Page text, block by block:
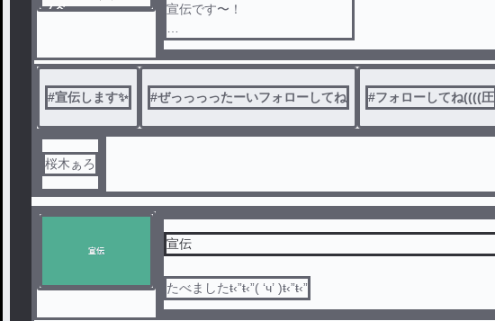
ノベ
宣伝です〜！
宣伝してほしかったらどうぞ(？)
#宣伝します✨ #ぜっっっったーいフォローしてね #フォローしてね((((圧
桜木ぁろ
宣伝
たべましたŧ‹”ŧ‹”( ‘ч’ )ŧ‹”ŧ‹”